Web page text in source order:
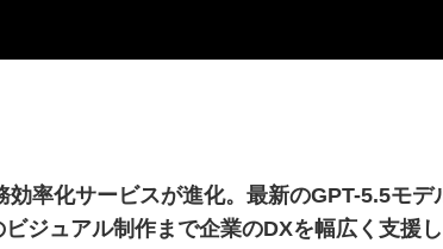
率化サービスが進化。最新のGPT-5.5モ
ジュアル制作まで企業のDXを幅広く支援し